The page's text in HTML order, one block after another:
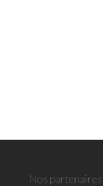
Nos partenaires